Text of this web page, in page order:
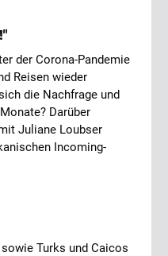
der Corona-Pandemie
Reisen wieder
die Nachfrage und
Darüber
Juliane Loubser
Incoming-
Turks und Caicos